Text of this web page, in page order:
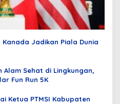
Kanada Jadikan Piala Dunia
Alam Sehat di Lingkungan,
Fun Run 5K
Ketua PTMSI Kabupaten